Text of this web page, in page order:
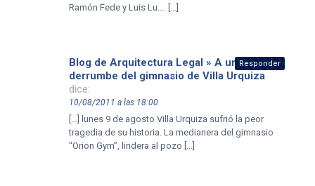
Ramón Fede y Luis Lu…. […]
Blog de Arquitectura Legal » A un año del
derrumbe del gimnasio de Villa Urquiza
dice:
10/08/2011 a las 18:00
[…] lunes 9 de agosto Villa Urquiza sufrió la peor
tragedia de su historia. La medianera del gimnasio
“Orion Gym”, lindera al pozo […]
Responder